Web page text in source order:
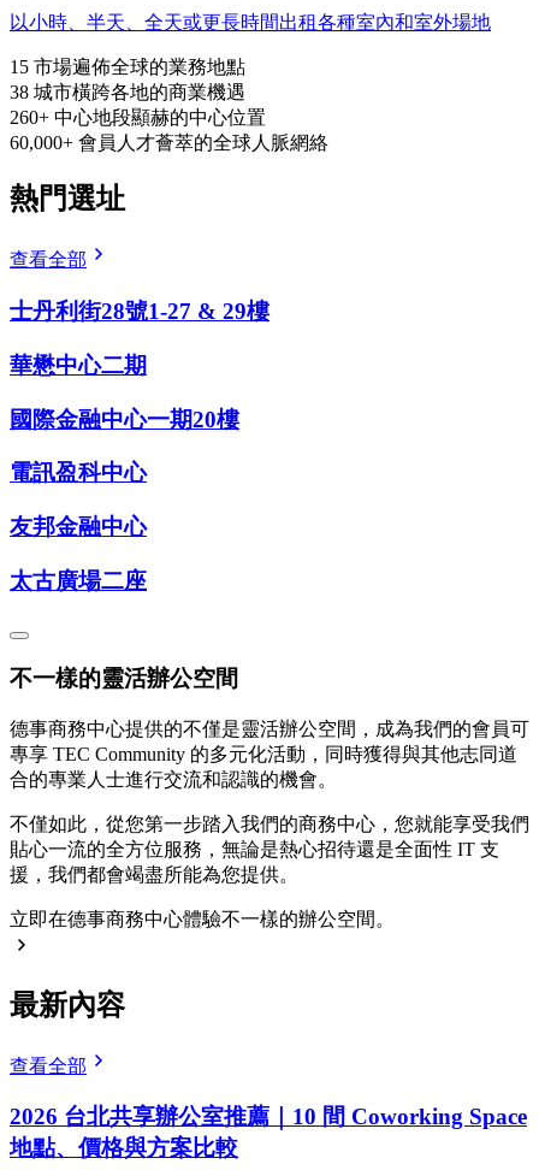
以小時、半天、全天或更長時間出租各種室內和室外場地
15 市場遍佈全球的業務地點
38 城市橫跨各地的商業機遇
260+ 中心地段顯赫的中心位置
60,000+ 會員 人才薈萃的全球人脈網絡
熱門選址
查看全部
士丹利街28號1-27 & 29樓
華懋中心二期
國際金融中心一期20樓
電訊盈科中心
友邦金融中心
太古廣場二座
不一樣的靈活辦公空間
德事商務中心提供的不僅是靈活辦公空間，成為我們的會員可
專享 TEC Community 的多元化活動，同時獲得與其他志同道
合的專業人士進行交流和認識的機會。
不僅如此，從您第一步踏入我們的商務中心，您就能享受我們
貼心一流的全方位服務，無論是熱心招待還是全面性 IT 支
援，我們都會竭盡所能為您提供。
立即在德事商務中心體驗不一樣的辦公空間。
最新內容
查看全部
2026 台北共享辦公室推薦｜10 間 Coworking Space
地點、價格與方案比較